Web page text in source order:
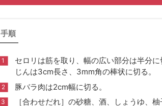
手順
セロリは筋を取り、幅の広い部分は半分
じんは3cm長さ、3mm角の棒状に切る。
豚バラ肉は2cm幅に切る。
［合わせだれ］の砂糖、酒、しょうゆ、